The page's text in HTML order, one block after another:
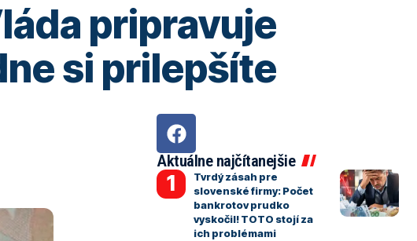
pripravuje
si prilepšíte
Aktuálne najčítanejšie
Tvrdý zásah pre
slovenské firmy: Počet
bankrotov prudko
vyskočil! TOTO stojí za
ich problémami